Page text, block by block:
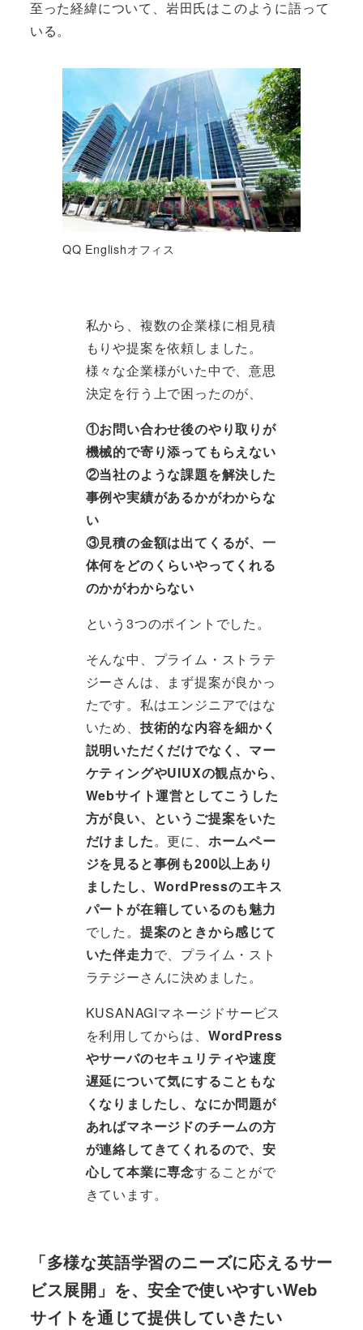
至った経緯について、岩田氏はこのように語って
いる。
QQ Englishオフィス
私から、複数の企業様に相見積
もりや提案を依頼しました。
様々な企業様がいた中で、意思
決定を行う上で困ったのが、
①お問い合わせ後のやり取りが
機械的で寄り添ってもらえない
②当社のような課題を解決した
事例や実績があるかがわからな
い
③見積の金額は出てくるが、一
体何をどのくらいやってくれる
のかがわからない
という3つのポイントでした。
そんな中、プライム・ストラテ
ジーさんは、まず提案が良かっ
たです。私はエンジニアではな
いため、 技術的な内容を細かく
説明いただくだけでなく、マー
ケティングやUIUXの観点から、
Webサイト運営としてこうした
方が良い、というご提案をいた
だけました。更に、 ホームペー
ジを見ると事例も200以上あり
ましたし、WordPressのエキス
パートが在籍しているのも魅力
でした。 提案のときから感じて
いた伴走力で、プライム・スト
ラテジーさんに決めました。
KUSANAGIマネージドサービス
を利用してからは、 WordPress
やサーバのセキュリティや速度
遅延について気にすることもな
くなりましたし、なにか問題が
あればマネージドのチームの方
が連絡してきてくれるので、安
心して本業に専念することがで
きています。
「多様な英語学習のニーズに応えるサー
ビス展開」を、安全で使いやすいWeb
サイトを通じて提供していきたい